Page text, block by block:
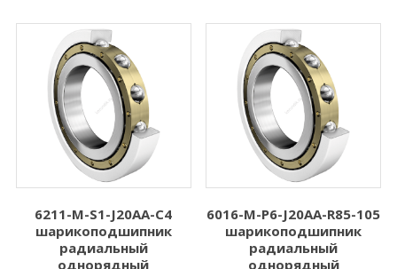
6211-M-S1-J20AA-C4
шарикоподшипник
радиальный
однорядный
6016-M-P6-J20AA-R85-105
шарикоподшипник
радиальный
однорядный